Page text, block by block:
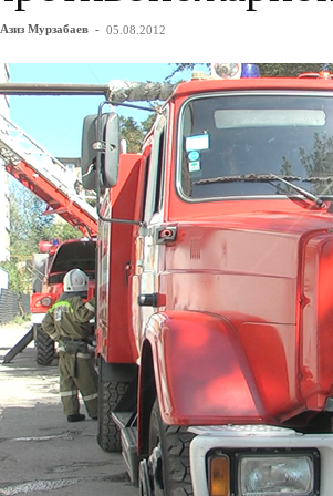
Азиз Мурзабаев - 05.08.2012